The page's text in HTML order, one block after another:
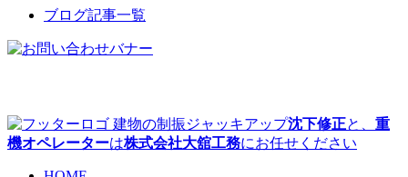
ブログ記事一覧
建物の制振ジャッキアップ沈下修正と、 重
機オペレーターは株式会社大舘工務にお任せください